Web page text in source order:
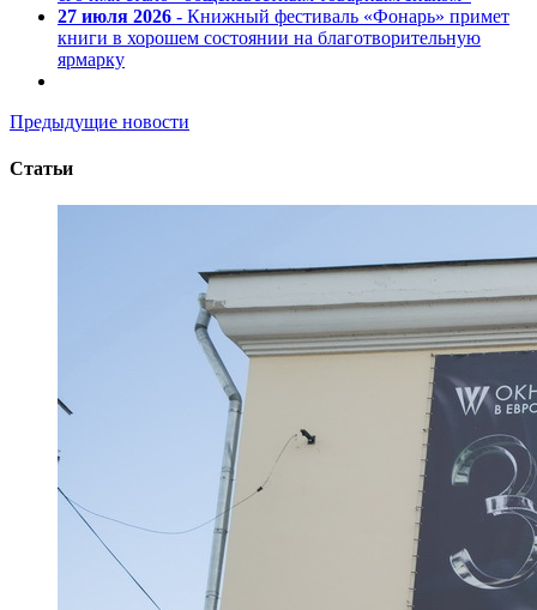
27 июля 2026 - Книжный фестиваль «Фонарь» примет
книги в хорошем состоянии на благотворительную
ярмарку
Предыдущие новости
Статьи